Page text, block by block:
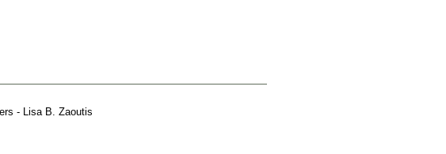
- Lisa B. Zaoutis